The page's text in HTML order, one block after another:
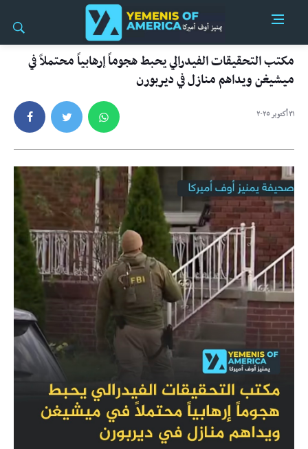
مكتب التحقيقات الفيدرالي يحبط هجوماً إرهابياً محتملاً في
ميشيغن ويداهم منازل في ديربورن
٣١ أكتوبر ٢٠٢٥